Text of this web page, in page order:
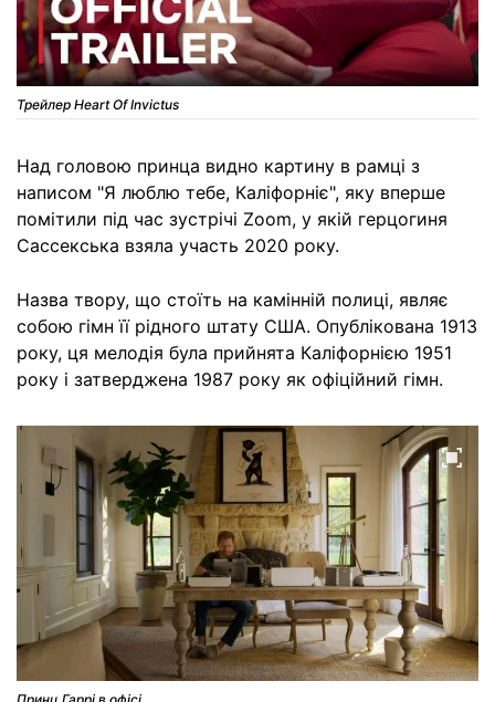
Трейлер Heart Of Invictus
Над головою принца видно картину в рамці з
написом "Я люблю тебе, Каліфорніє", яку вперше
помітили під час зустрічі Zoom, у якій герцогиня
Сассекська взяла участь 2020 року.
Назва твору, що стоїть на камінній полиці, являє
собою гімн її рідного штату США. Опублікована 1913
року, ця мелодія була прийнята Каліфорнією 1951
року і затверджена 1987 року як офіційний гімн.